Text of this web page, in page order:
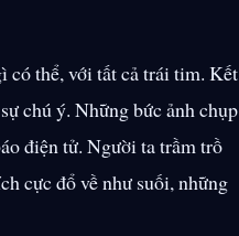
có thể, với tất cả trái tim. Kết
chú ý. Những bức ảnh chụp
điện tử. Người ta trầm trồ
cực đổ về như suối, những